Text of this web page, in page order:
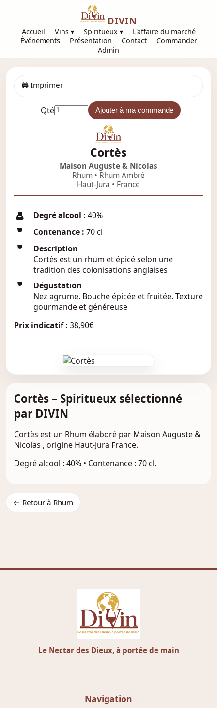
DIVIN
Accueil Vins ▾ Spiritueux ▾
L'affaire du marché
Événements
Présentation Contact
Commander
Admin
🖨️ Imprimer
Qté Ajouter à ma commande
Cortès
Maison Auguste & Nicolas
Rhum • Rhum Ambré
Haut-Jura • France
Degré alcool : 40%
Contenance : 70 cl
Description
Cortès est un rhum et épicé selon une
tradition des colonisations anglaises
Dégustation
Nez agrume. Bouche épicée et fruitée. Texture
gourmande et généreuse
Prix indicatif : 38,90€
Cortès – Spiritueux sélectionné
par DIVIN
Cortès est un Rhum élaboré par Maison Auguste &
Nicolas , origine Haut-Jura France.
Degré alcool : 40% • Contenance : 70 cl.
← Retour à Rhum
Le Nectar des Dieux, à portée de main
Navigation